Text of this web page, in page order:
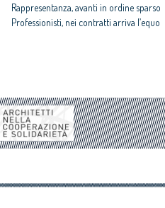
Rappresentanza, avanti in ordine sparso
Professionisti, nei contratti arriva l’equo
degradate
Architetti: 'Comune e Consiglio di Stato,
svilito interesse pubblico'